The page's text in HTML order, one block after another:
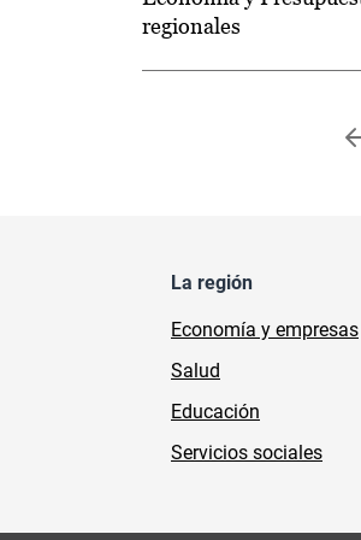
regionales
La región
Economía y empresas
Salud
Educación
Servicios sociales